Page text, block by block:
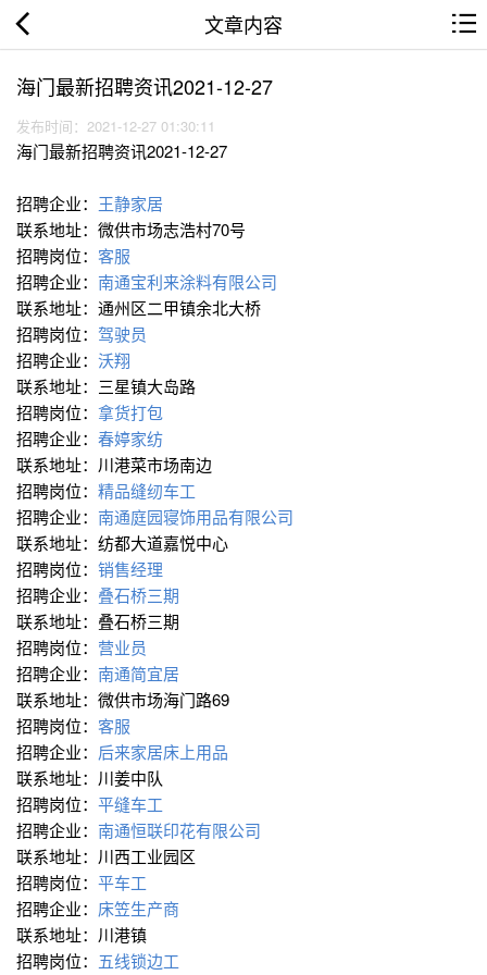
文章内容
海门最新招聘资讯2021-12-27
发布时间：2021-12-27 01:30:11
海门最新招聘资讯2021-12-27
招聘企业： 王静家居
联系地址：微供市场志浩村70号
招聘岗位： 客服
招聘企业： 南通宝利来涂料有限公司
联系地址：通州区二甲镇余北大桥
招聘岗位： 驾驶员
招聘企业： 沃翔
联系地址：三星镇大岛路
招聘岗位： 拿货打包
招聘企业： 春婷家纺
联系地址：川港菜市场南边
招聘岗位： 精品缝纫车工
招聘企业： 南通庭园寝饰用品有限公司
联系地址：纺都大道嘉悦中心
招聘岗位： 销售经理
招聘企业： 叠石桥三期
联系地址：叠石桥三期
招聘岗位： 营业员
招聘企业： 南通简宜居
联系地址：微供市场海门路69
招聘岗位： 客服
招聘企业： 后来家居床上用品
联系地址：川姜中队
招聘岗位： 平缝车工
招聘企业： 南通恒联印花有限公司
联系地址：川西工业园区
招聘岗位： 平车工
招聘企业： 床笠生产商
联系地址：川港镇
招聘岗位： 五线锁边工